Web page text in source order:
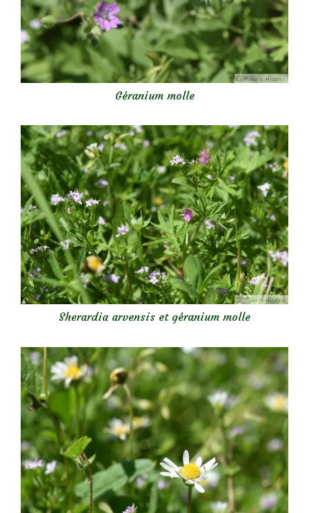
Géranium molle
Sherardia arvensis et géranium molle